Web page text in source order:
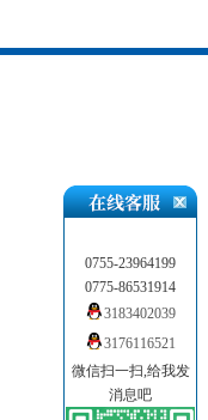
0755-23964199
0775-86531914
3183402039
3176116521
微信扫一扫,给我发
消息吧